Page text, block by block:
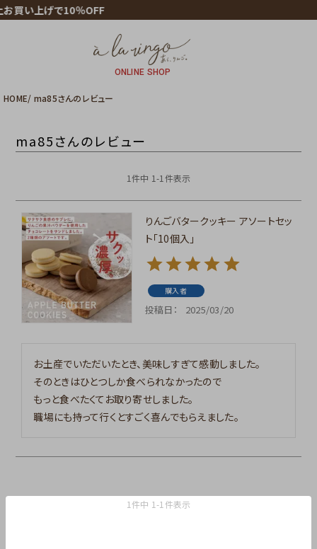
買い上げで10％OFF
ONLINE SHOP
HOME ma85さんのレビュー
ma85さんのレビュー
1件中 1-1件表示
りんごバタークッキー アソートセッ
ト「10個入」
購入者
投稿日 2025/03/20
お土産でいただいたとき、美味しすぎて感動しました。
そのときはひとつしか食べられなかったので
もっと食べたくてお取り寄せしました。
職場にも持って行くとすごく喜んでもらえました。
1 件中 1-1 件表示